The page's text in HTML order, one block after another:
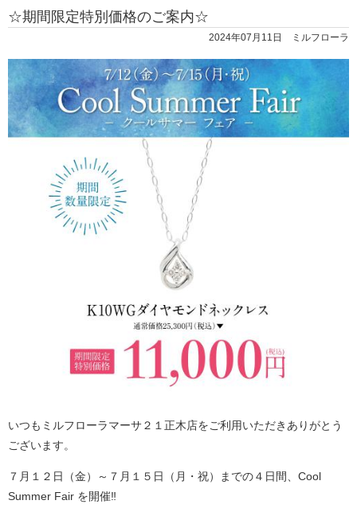
☆期間限定特別価格のご案内☆
2024年07月11日 ミルフローラ
いつもミルフローラマーサ２１正木店をご利用いただきありがとう
ございます。
７月１２日（金）～７月１５日（月・祝）までの４日間、Cool
Summer Fair を開催‼